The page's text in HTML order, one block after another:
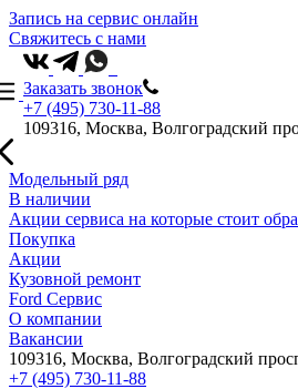
Запись на сервис онлайн
Свяжитесь с нами
Заказать звонок
+7 (495) 730-11-88
109316, Москва, Волгоградский
Модельный ряд
В наличии
Акции сервиса на которые стоит
Покупка
Акции
Кузовной ремонт
Ford Сервис
О компании
Вакансии
109316, Москва, Волгоградский
+7 (495) 730-11-88